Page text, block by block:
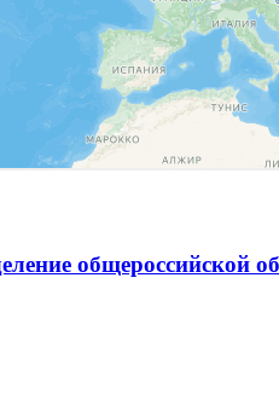
общероссийской